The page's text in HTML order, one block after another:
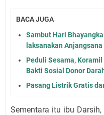
BACA JUGA
Sambut Hari
laksanakan
Peduli Sesama,
Bakti Sosial Donor
Pasang Listrik Gratis
Sementara itu ibu